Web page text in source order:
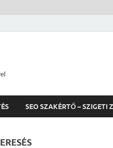
SEO SZAKÉRTŐ – SZIGETI